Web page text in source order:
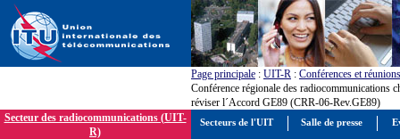
Page principale : UIT-R : Conférences et réunions
Conférence régionale des radiocommunications
réviser l´Accord GE89 (CRR-06-Rev.GE89)
Secteur des radiocommunications (UIT-
R)
Secteurs de l'UIT Salle de presse